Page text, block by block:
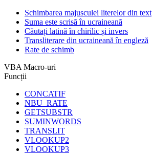
Schimbarea majusculei literelor din text
Suma este scrisă în ucraineană
Căutați latină în chirilic și invers
Transliterare din ucraineană în engleză
Rate de schimb
VBA Macro-uri
Funcții
CONCATIF
NBU_RATE
GETSUBSTR
SUMINWORDS
TRANSLIT
VLOOKUP2
VLOOKUP3